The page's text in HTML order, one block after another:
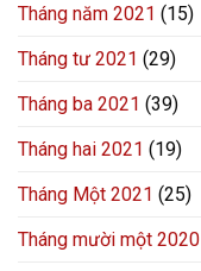
Tháng năm 2021 (15)
Tháng tư 2021 (29)
Tháng ba 2021 (39)
Tháng hai 2021 (19)
Tháng Một 2021 (25)
Tháng mười một 2020